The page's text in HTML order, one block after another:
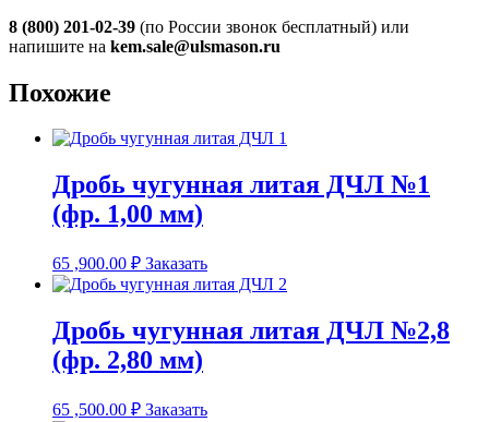
8 (800) 201-02-39 (по России звонок бесплатный) или
напишите на kem.sale@ulsmason.ru
Похожие
Дробь чугунная литая ДЧЛ №1
(фр. 1,00 мм)
65 ,900.00 ₽ Заказать
Дробь чугунная литая ДЧЛ №2,8
(фр. 2,80 мм)
65 ,500.00 ₽ Заказать